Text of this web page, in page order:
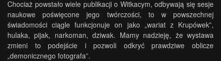
Chociaż powstało wiele publikacji o Witkacym, odbywają się sesje
naukowe poświęcone jego twórczości, to w powszechnej
świadomości ciągle funkcjonuje on jako „wariat z Krupówek”,
hulaka, pijak, narkoman, dziwak. Mamy nadzieję, że wystawa
zmieni to podejście i pozwoli odkryć prawdziwe oblicze
„demonicznego fotografa”.